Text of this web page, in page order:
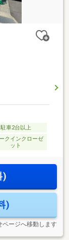
駐車2台以上
クインクローゼ
ット
)
)
ページへ移動します